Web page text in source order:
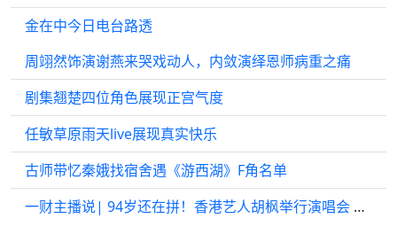
金在中今日电台路透
周翊然饰演谢燕来哭戏动人，内敛演绎恩师病重之痛
剧集翘楚四位角色展现正宫气度
任敏草原雨天live展现真实快乐
古师带忆秦娥找宿舍遇《游西湖》F角名单
一财主播说| 94岁还在拼！香港艺人胡枫举行演唱会 挑战世界纪录